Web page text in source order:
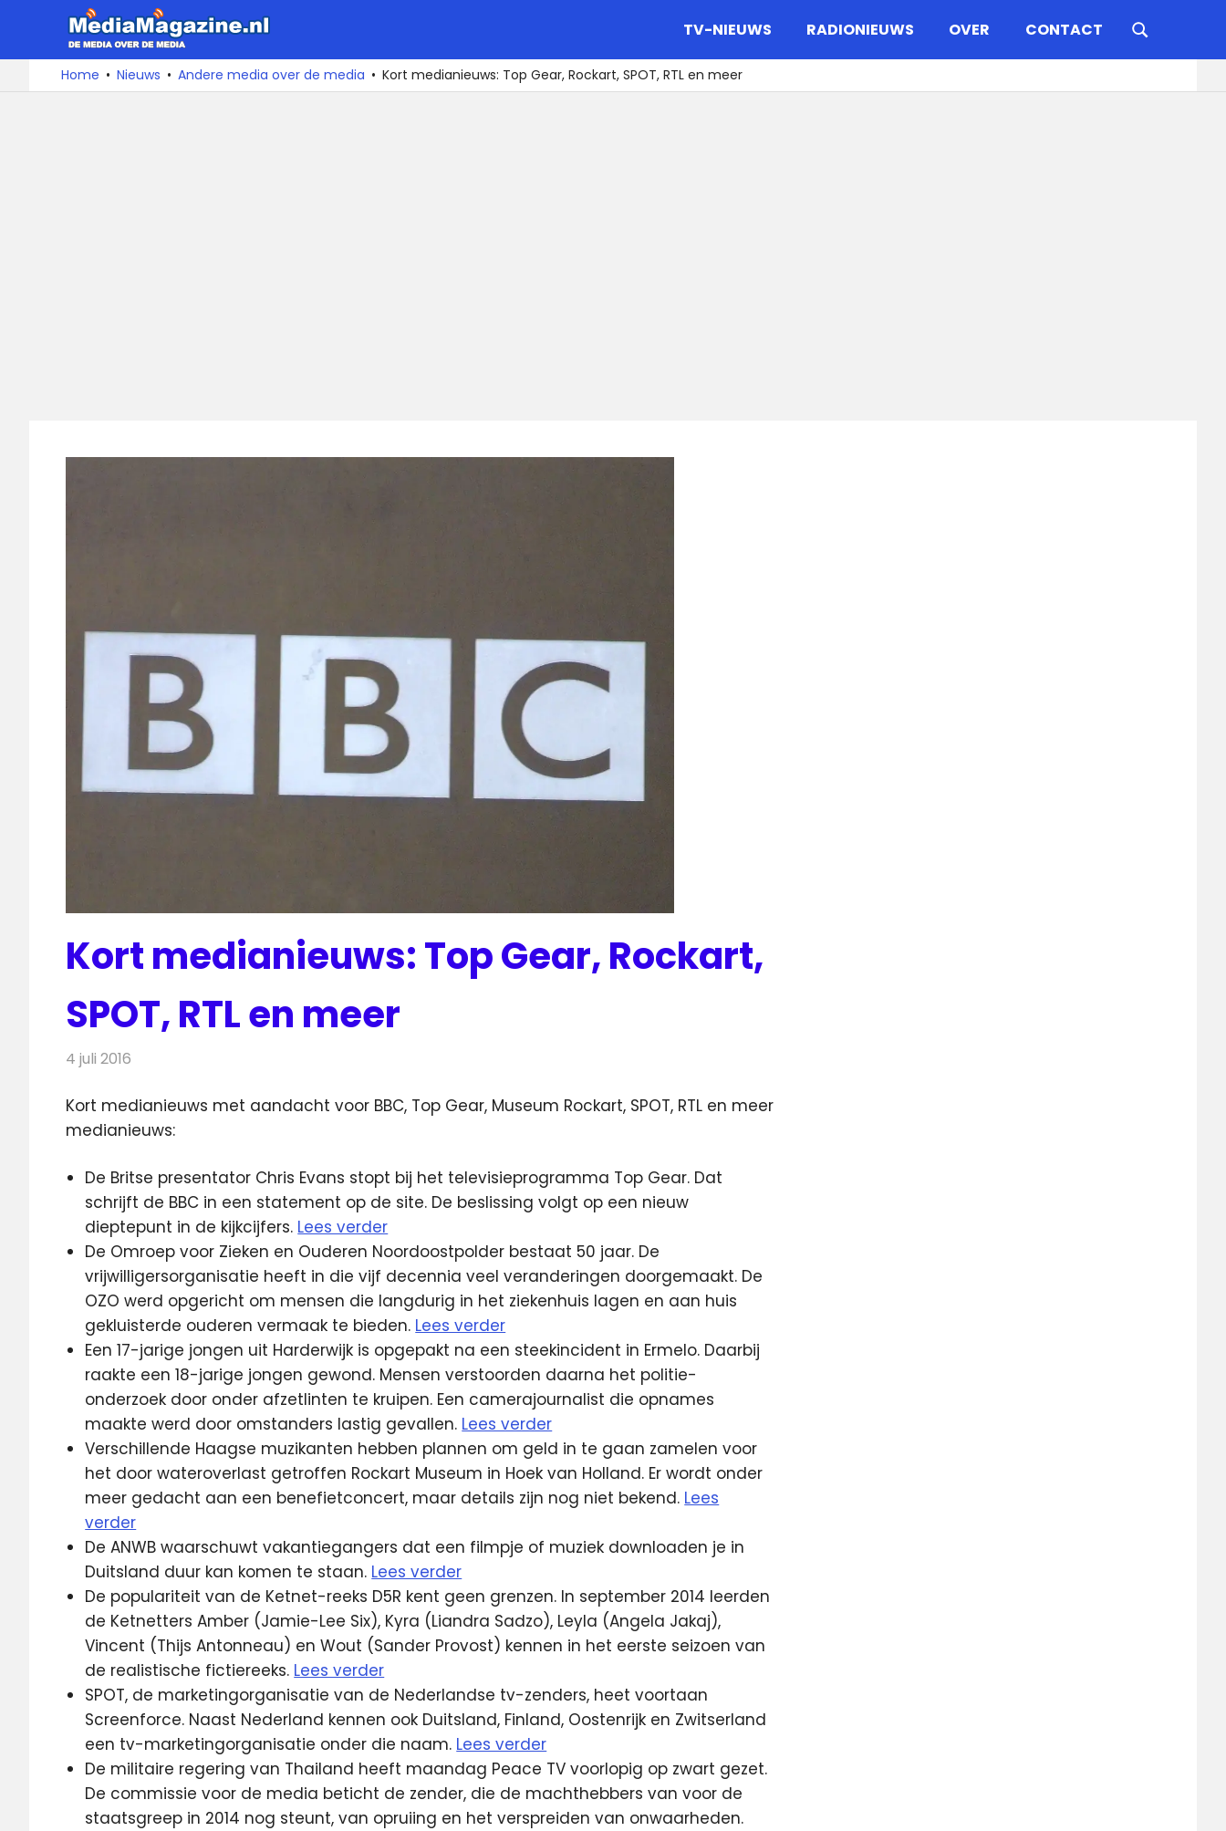
naar
De
media
over
TV-NIEUWS RADIONIEUWS OVER CONTACT
Home Nieuws Andere media over de media Kort medianieuws: Top Gear, Rockart, SPOT, RTL en meer
Kort medianieuws: Top Gear, Rockart,
SPOT, RTL en meer
4 juli 2016
Kort medianieuws met aandacht voor BBC, Top Gear, Museum Rockart, SPOT, RTL en meer
medianieuws:
De Britse presentator Chris Evans stopt bij het televisieprogramma Top Gear. Dat
schrijft de BBC in een statement op de site. De beslissing volgt op een nieuw
dieptepunt in de kijkcijfers. Lees verder
De Omroep voor Zieken en Ouderen Noordoostpolder bestaat 50 jaar. De
vrijwilligersorganisatie heeft in die vijf decennia veel veranderingen doorgemaakt. De
OZO werd opgericht om mensen die langdurig in het ziekenhuis lagen en aan huis
gekluisterde ouderen vermaak te bieden. Lees verder
Een 17-jarige jongen uit Harderwijk is opgepakt na een steekincident in Ermelo. Daarbij
raakte een 18-jarige jongen gewond. Mensen verstoorden daarna het politie-
onderzoek door onder afzetlinten te kruipen. Een camerajournalist die opnames
maakte werd door omstanders lastig gevallen. Lees verder
Verschillende Haagse muzikanten hebben plannen om geld in te gaan zamelen voor
het door wateroverlast getroffen Rockart Museum in Hoek van Holland. Er wordt onder
meer gedacht aan een benefietconcert, maar details zijn nog niet bekend. Lees
verder
De ANWB waarschuwt vakantiegangers dat een filmpje of muziek downloaden je in
Duitsland duur kan komen te staan. Lees verder
De populariteit van de Ketnet-reeks D5R kent geen grenzen. In september 2014 leerden
de Ketnetters Amber (Jamie-Lee Six), Kyra (Liandra Sadzo), Leyla (Angela Jakaj),
Vincent (Thijs Antonneau) en Wout (Sander Provost) kennen in het eerste seizoen van
de realistische fictiereeks. Lees verder
SPOT, de marketingorganisatie van de Nederlandse tv-zenders, heet voortaan
Screenforce. Naast Nederland kennen ook Duitsland, Finland, Oostenrijk en Zwitserland
een tv-marketingorganisatie onder die naam. Lees verder
De militaire regering van Thailand heeft maandag Peace TV voorlopig op zwart gezet.
De commissie voor de media beticht de zender, die de machthebbers van voor de
staatsgreep in 2014 nog steunt, van opruiing en het verspreiden van onwaarheden.